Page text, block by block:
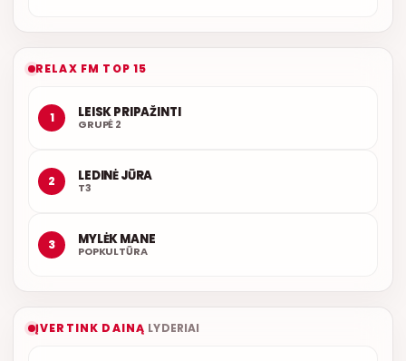
RELAX FM TOP 15
1 LEISK PRIPAŽINTI
GRUPĖ 2
2 LEDINĖ JŪRA
T3
3 MYLĖK MANE
POPKULTŪRA
ĮVERTINK DAINĄ LYDERIAI